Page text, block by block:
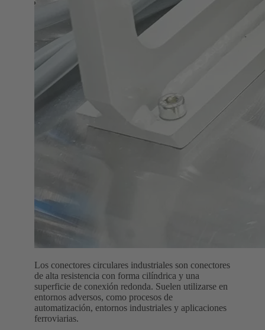
Los conectores circulares industriales son conectores
de alta resistencia con forma cilíndrica y una
superficie de conexión redonda. Suelen utilizarse en
entornos adversos, como procesos de
automatización, entornos industriales y aplicaciones
ferroviarias.